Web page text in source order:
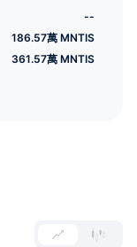
--
186.57萬 MNTIS
361.57萬 MNTIS